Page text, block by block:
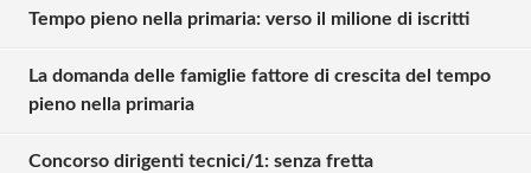
Tempo pieno nella primaria: verso il milione di iscritti
La domanda delle famiglie fattore di crescita del tempo
pieno nella primaria
Concorso dirigenti tecnici/1: senza fretta